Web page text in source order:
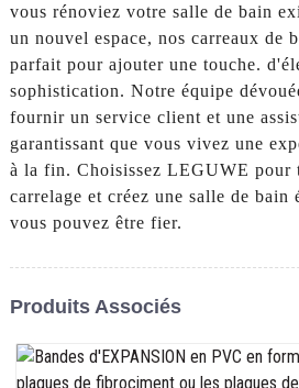
vous rénoviez votre salle de bain
un nouvel espace, nos carreaux de
parfait pour ajouter une touche.
sophistication. Notre équipe
fournir un service client et une
garantissant que vous vivez une
à la fin. Choisissez LEGUWE pour
carrelage et créez une salle de bain
vous pouvez être fier.
Produits Associés